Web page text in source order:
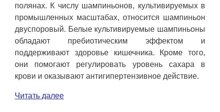
полянах. К числу шампиньонов, культивируемых в
промышленных масштабах, относится шампиньон
двуспоровый. Белые культивируемые шампиньоны
обладают пребиотическим эффектом и
поддерживают здоровье кишечника. Кроме того,
они помогают регулировать уровень сахара в
крови и оказывают антигипертензивное действие.
Читать далее